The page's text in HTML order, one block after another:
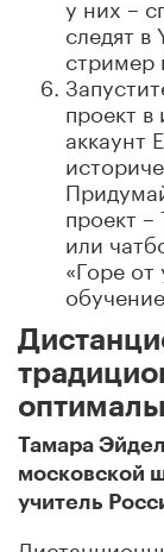
следят
стример
проект
аккаунт
проект
или
«Горе от
Тамара
московской
учитель